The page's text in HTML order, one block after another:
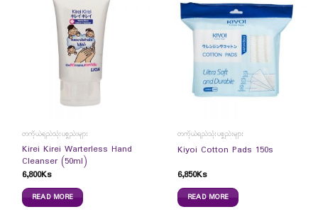
တကိုယ်ရည်သုံးပစ္စည်းများ
Kirei Kirei Warterless Hand
Cleanser (50ml)
6,800Ks
READ MORE
တကိုယ်ရည်သုံးပစ္စည်းများ
Kiyoi Cotton Pads 150s
6,850Ks
READ MORE